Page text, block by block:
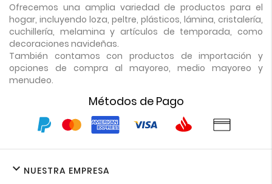
Ofrecemos una amplia variedad de productos para el
hogar, incluyendo loza, peltre, plásticos, lámina, cristalería,
cuchillería, melamina y artículos de temporada, como
decoraciones navideñas.
También contamos con productos de importación y
opciones de compra al mayoreo, medio mayoreo y
menudeo.
Métodos de Pago
NUESTRA EMPRESA
